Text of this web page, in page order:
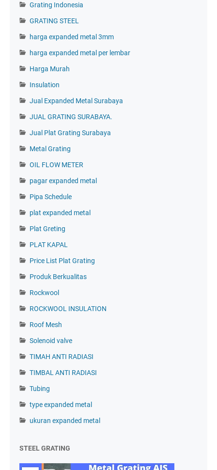
Grating Indonesia
GRATING STEEL
harga expanded metal 3mm
harga expanded metal per lembar
Harga Murah
Insulation
Jual Expanded Metal Surabaya
JUAL GRATING SURABAYA.
Jual Plat Grating Surabaya
Metal Grating
OIL FLOW METER
pagar expanded metal
Pipa Schedule
plat expanded metal
Plat Greting
PLAT KAPAL
Price List Plat Grating
Produk Berkualitas
Rockwool
ROCKWOOL INSULATION
Roof Mesh
Solenoid valve
TIMAH ANTI RADIASI
TIMBAL ANTI RADIASI
Tubing
type expanded metal
ukuran expanded metal
STEEL GRATING